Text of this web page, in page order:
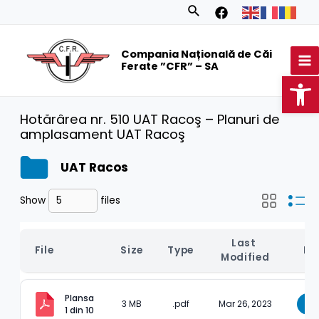
Search
Compania Națională de Căi
Ferate ”CFR” – SA
Hotărârea nr. 510 UAT Racoş – Planuri de
amplasament UAT Racoş
UAT Racos
Show files
File Size Type
Last
Modified
Plansa
1 din 10
3 MB .pdf Mar 26, 2023